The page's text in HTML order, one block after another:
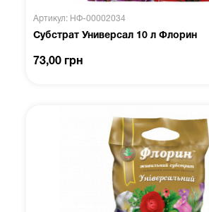
Артикул: НФ-00002034
Субстрат Универсал 10 л Флорин
73,00 грн